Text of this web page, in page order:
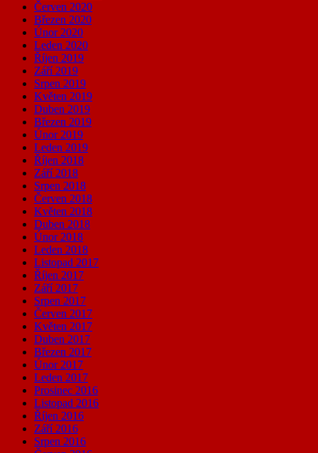
Červen 2020
Březen 2020
Únor 2020
Leden 2020
Říjen 2019
Září 2019
Srpen 2019
Květen 2019
Duben 2019
Březen 2019
Únor 2019
Leden 2019
Říjen 2018
Září 2018
Srpen 2018
Červen 2018
Květen 2018
Duben 2018
Únor 2018
Leden 2018
Listopad 2017
Říjen 2017
Září 2017
Srpen 2017
Červen 2017
Květen 2017
Duben 2017
Březen 2017
Únor 2017
Leden 2017
Prosinec 2016
Listopad 2016
Říjen 2016
Září 2016
Srpen 2016